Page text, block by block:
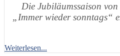
Die Jubiläumssaison von
„Immer wieder sonntags“
Weiterlesen...